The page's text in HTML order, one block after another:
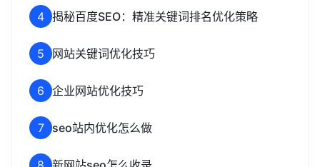
4 揭秘百度SEO：精准关键词排名优化策略
5 网站关键词优化技巧
6 企业网站优化技巧
7 seo站内优化怎么做